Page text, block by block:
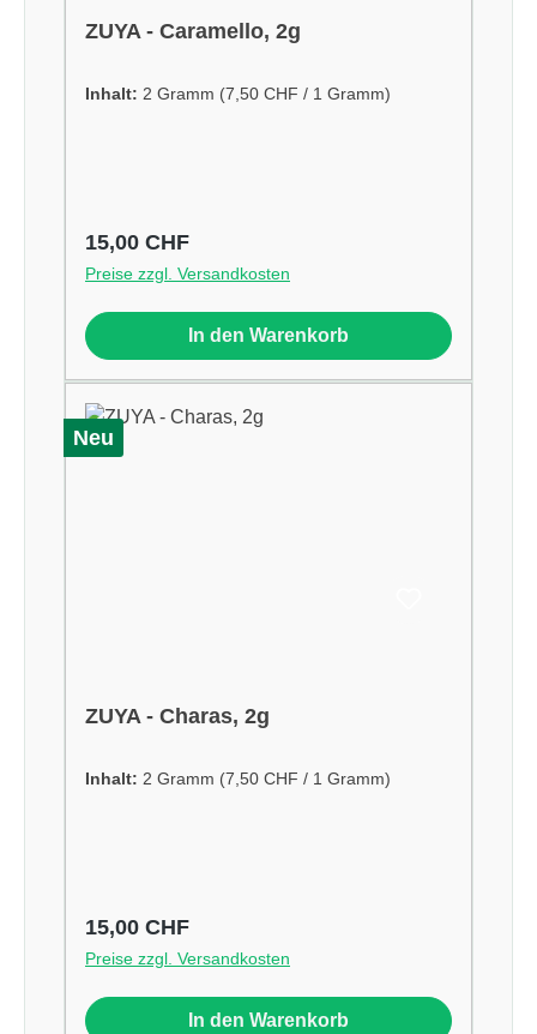
ZUYA - Caramello, 2g
Inhalt: 2 Gramm (7,50 CHF / 1 Gramm)
Regulärer Preis:
15,00 CHF
Preise zzgl. Versandkosten
In den Warenkorb
Neu
ZUYA - Charas, 2g
Inhalt: 2 Gramm (7,50 CHF / 1 Gramm)
Regulärer Preis:
15,00 CHF
Preise zzgl. Versandkosten
In den Warenkorb